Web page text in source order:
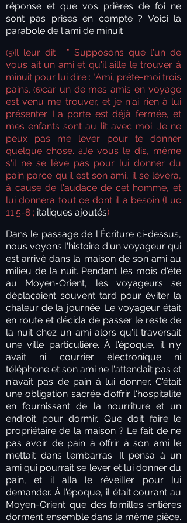
réponse et que vos prières de foi ne
sont pas prises en compte ? Voici la
parabole de l'ami de minuit :
(5)Il leur dit : " Supposons que l'un de
vous ait un ami et qu'il aille le trouver à
minuit pour lui dire : "Ami, prête-moi trois
pains, (6)car un de mes amis en voyage
est venu me trouver, et je n'ai rien à lui
présenter. La porte est déjà fermée, et
mes enfants sont au lit avec moi. Je ne
peux pas me lever pour te donner
quelque chose. 8Je vous le dis, même
s'il ne se lève pas pour lui donner du
pain parce qu'il est son ami, il se lèvera,
à cause de l'audace de cet homme, et
lui donnera tout ce dont il a besoin (Luc
11:5-8 ; italiques ajoutés).
Dans le passage de l'Écriture ci-dessus,
nous voyons l'histoire d'un voyageur qui
est arrivé dans la maison de son ami au
milieu de la nuit. Pendant les mois d'été
au Moyen-Orient, les voyageurs se
déplaçaient souvent tard pour éviter la
chaleur de la journée. Le voyageur était
en route et décida de passer le reste de
la nuit chez un ami alors qu'il traversait
une ville particulière. À l'époque, il n'y
avait ni courrier électronique ni
téléphone et son ami ne l'attendait pas et
n'avait pas de pain à lui donner. C'était
une obligation sacrée d'offrir l'hospitalité
en fournissant de la nourriture et un
endroit pour dormir. Que doit faire le
propriétaire de la maison ? Le fait de ne
pas avoir de pain à offrir à son ami le
mettait dans l'embarras. Il pensa à un
ami qui pourrait se lever et lui donner du
pain, et il alla le réveiller pour lui
demander. À l'époque, il était courant au
Moyen-Orient que des familles entières
dorment ensemble dans la même pièce.